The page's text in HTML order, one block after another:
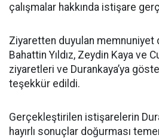
çalışmalar hakkında istişare
Ziyaretten duyulan memnuniyet
Bahattin Yıldız, Zeydin Kaya ve
ziyaretleri ve Durankaya’ya
teşekkür edildi.
Gerçekleştirilen istişarelerin
hayırlı sonuçlar doğurması